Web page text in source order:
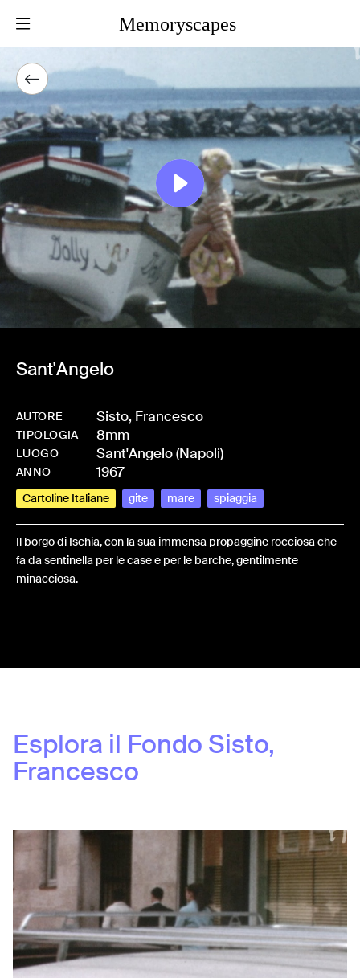
Memoryscapes
Sant'Angelo
AUTORE Sisto, Francesco
TIPOLOGIA 8mm
LUOGO Sant'Angelo (Napoli)
ANNO 1967
Cartoline Italiane gite mare spiaggia
Il borgo di Ischia, con la sua immensa propaggine rocciosa che
fa da sentinella per le case e per le barche, gentilmente
minacciosa.
Esplora il Fondo Sisto,
Francesco